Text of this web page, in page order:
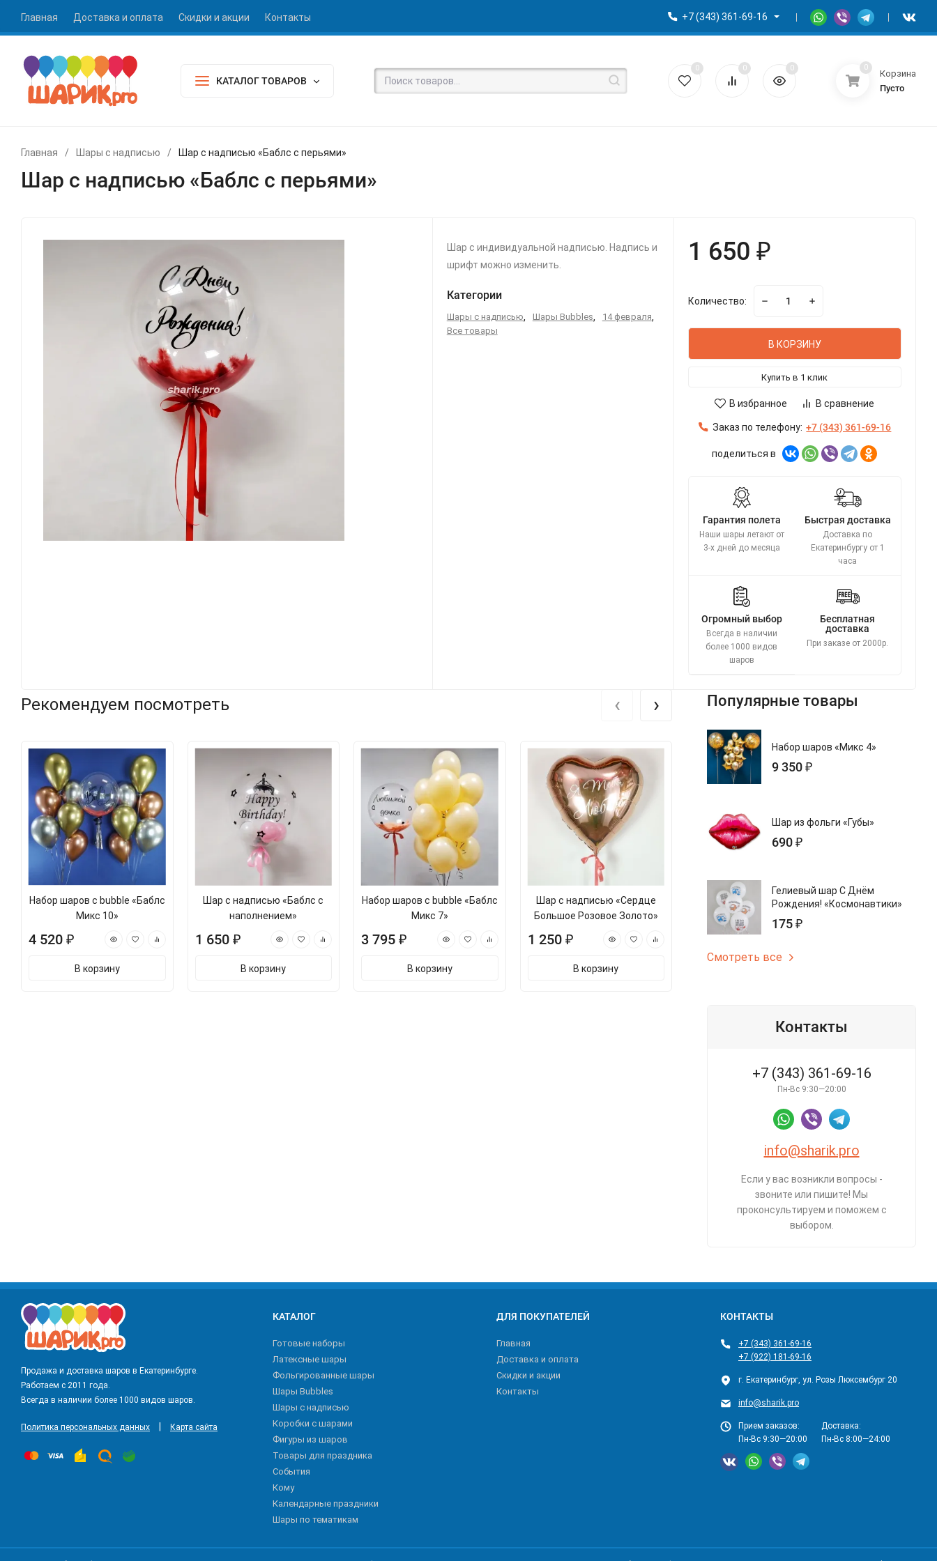
Главная Доставка и оплата Скидки и акции Контакты +7 (343) 361-69-16
КАТАЛОГ ТОВАРОВ
0 0 0 0
Корзина
Пусто
Главная / Шары с надписью / Шар с надписью «Баблс с перьями»
Шар с надписью «Баблс с перьями»
Шар с индивидуальной надписью. Надпись и
шрифт можно изменить.
Категории
Шары с надписью, Шары Bubbles, 14 февраля,
Все товары
1 650 ₽
Количество:
В КОРЗИНУ
Купить в 1 клик
В избранное В сравнение
Заказ по телефону: +7 (343) 361-69-16
поделиться в
Гарантия полета
Наши шары летают от
3-х дней до месяца
Быстрая доставка
Доставка по
Екатеринбургу от 1
часа
Огромный выбор
Всегда в наличии
более 1000 видов
шаров
Бесплатная
доставка
При заказе от 2000р.
Рекомендуем посмотреть
Набор шаров с bubble «Баблс
Микс 10»
4 520 ₽
В корзину
Шар с надписью «Баблс с
наполнением»
1 650 ₽
В корзину
Набор шаров с bubble «Баблс
Микс 7»
3 795 ₽
В корзину
Шар с надписью «Сердце
Большое Розовое Золото»
1 250 ₽
В корзину
Набор шаров с bubble «Баблс
Микс 8»
6 155 ₽
Шар с
‹ › Популярные товары
Набор шаров «Микс 4»
9 350 ₽
Шар из фольги «Губы»
690 ₽
Гелиевый шар С Днём
Рождения! «Космонавтики»
175 ₽
Смотреть все
Контакты
+7 (343) 361-69-16
Пн-Вс 9:30—20:00
info@sharik.pro
Если у вас возникли вопросы -
звоните или пишите! Мы
проконсультируем и поможем с
выбором.
Продажа и доставка шаров в Екатеринбурге.
Работаем с 2011 года.
Всегда в наличии более 1000 видов шаров.
Политика персональных данных Карта сайта
КАТАЛОГ
Готовые наборы
Латексные шары
Фольгированные шары
Шары Bubbles
Шары с надписью
Коробки с шарами
Фигуры из шаров
Товары для праздника
События
Кому
Календарные праздники
Шары по тематикам
ДЛЯ ПОКУПАТЕЛЕЙ
Главная
Доставка и оплата
Скидки и акции
Контакты
КОНТАКТЫ
+7 (343) 361-69-16
+7 (922) 181-69-16
г. Екатеринбург, ул. Розы Люксембург 20
info@sharik.pro
Прием заказов:
Пн-Вс 9:30—20:00
Доставка:
Пн-Вс 8:00—24:00